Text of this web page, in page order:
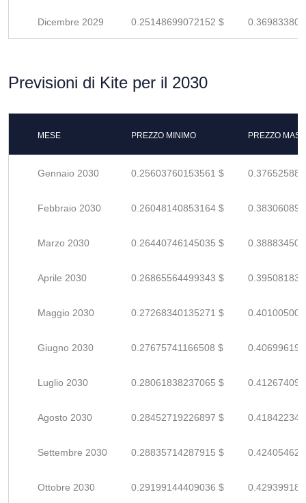
Dicembre 2029 0.25148699072152 $
Previsioni di Kite per il 2030
MESE PREZZO MINIMO PREZZO
Gennaio 2030 0.25603760153561 $
Febbraio 2030 0.26048140853164 $
Marzo 2030 0.26440746145035 $
Aprile 2030 0.26865564499343 $
Maggio 2030 0.27268340135271 $
Giugno 2030 0.27675741166508 $
Luglio 2030 0.28061838237065 $
Agosto 2030 0.28452719226897 $
Settembre 2030 0.28835714287915 $
Ottobre 2030 0.29199144409036 $